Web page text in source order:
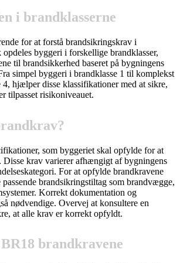
i brandklasserne
for at forstå brandsikringskrav i
byggeri i forskellige brandklasser,
til brandsikkerhed baseret på bygningens
simpel byggeri i brandklasse 1 til komplekst
hjælper disse klassifikationer med at sikre,
tilpasset risikoniveauet.
som byggeriet skal opfylde for at
Disse krav varierer afhængigt af bygningens
For at opfylde brandkravene
brandsikringstiltag som brandvægge,
Korrekt dokumentation og
nødvendige. Overvej at konsultere en
at alle krav er korrekt opfyldt.
brandkravene